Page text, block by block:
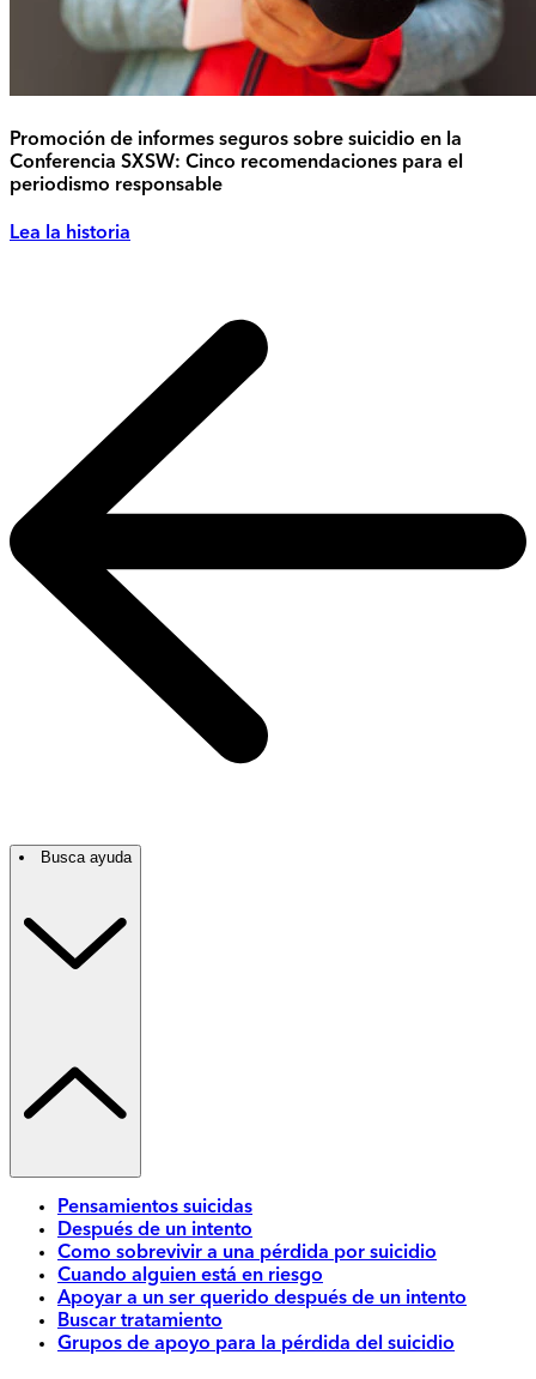
Promoción de informes seguros sobre suicidio en la
Conferencia SXSW: Cinco recomendaciones para el
periodismo responsable
Lea la historia
Busca ayuda
Pensamientos suicidas
Después de un intento
Como sobrevivir a una pérdida por suicidio
Cuando alguien está en riesgo
Apoyar a un ser querido después de un intento
Buscar tratamiento
Grupos de apoyo para la pérdida del suicidio